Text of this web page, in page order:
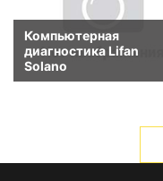
Компьютерная
диагностика Lifan
Solano